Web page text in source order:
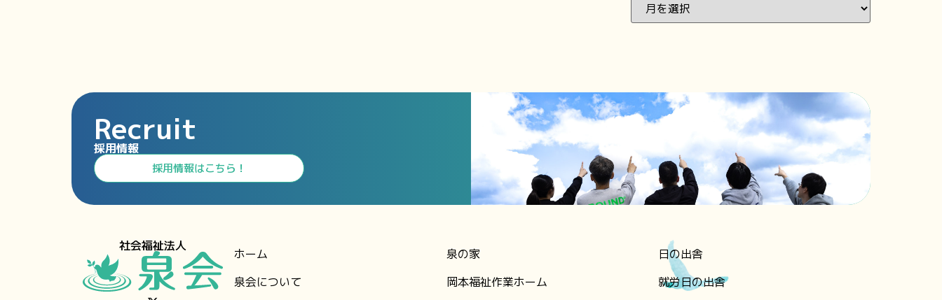
Recruit
採用情報
⁩採用情報⁩はこちら！
社会福祉法人
ホーム
泉会について
泉の家
岡本福祉作業ホーム
日の出舎
就労日の出舎